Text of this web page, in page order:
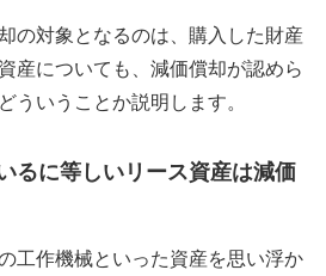
の対象となるのは、購入した財産
産についても、減価償却が認めら
ういうことか説明します。
るに等しいリース資産は減価
工作機械といった資産を思い浮か